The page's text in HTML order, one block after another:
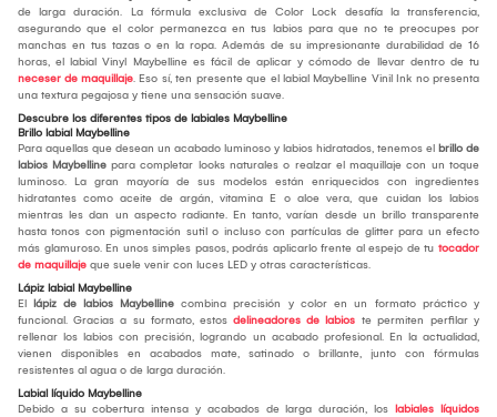
de larga duración. La fórmula exclusiva de Color Lock desafía la transferencia,
asegurando que el color permanezca en tus labios para que no te preocupes por
manchas en tus tazas o en la ropa. Además de su impresionante durabilidad de 16
horas, el labial Vinyl Maybelline es fácil de aplicar y cómodo de llevar dentro de tu
neceser de maquillaje. Eso sí, ten presente que el labial Maybelline Vinil Ink no presenta
una textura pegajosa y tiene una sensación suave.
Descubre los diferentes tipos de labiales Maybelline
Brillo labial Maybelline
Para aquellas que desean un acabado luminoso y labios hidratados, tenemos el brillo de
labios Maybelline para completar looks naturales o realzar el maquillaje con un toque
luminoso. La gran mayoría de sus modelos están enriquecidos con ingredientes
hidratantes como aceite de argán, vitamina E o aloe vera, que cuidan los labios
mientras les dan un aspecto radiante. En tanto, varían desde un brillo transparente
hasta tonos con pigmentación sutil o incluso con partículas de glitter para un efecto
más glamuroso. En unos simples pasos, podrás aplicarlo frente al espejo de tu tocador
de maquillaje que suele venir con luces LED y otras características.
Lápiz labial Maybelline
El lápiz de labios Maybelline combina precisión y color en un formato práctico y
funcional. Gracias a su formato, estos delineadores de labios te permiten perfilar y
rellenar los labios con precisión, logrando un acabado profesional. En la actualidad,
vienen disponibles en acabados mate, satinado o brillante, junto con fórmulas
resistentes al agua o de larga duración.
Labial líquido Maybelline
Debido a su cobertura intensa y acabados de larga duración, los labiales líquidos